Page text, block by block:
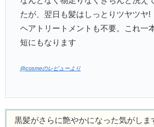
たが、翌日も髪はしっとりツヤツヤ!
ヘアトリートメントも不要。これ一
短にもなります
@cosmeのレビューより
黒髪がさらに艶やかになった気がしま